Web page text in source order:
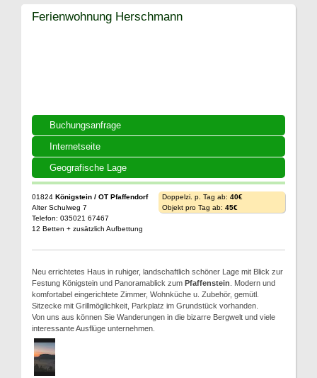
Buchungsanfrage
Internetseite
Geografische Lage
Ferienwohnung Herschmann
01824 Königstein / OT Pfaffendorf
Alter Schulweg 7
Telefon: 035021 67467
12 Betten + zusätzlich Aufbettung
Doppelzi. p. Tag ab: 40€
Objekt pro Tag ab: 45€
Neu errichtetes Haus in ruhiger, landschaftlich schöner Lage mit Blick zur
Festung Königstein und Panoramablick zum Pfaffenstein . Modern und
komfortabel eingerichtete Zimmer, Wohnküche u. Zubehör, gemütl.
Sitzecke mit Grillmöglichkeit, Parkplatz im Grundstück vorhanden.
Von uns aus können Sie Wanderungen in die bizarre Bergwelt und viele
interessante Ausflüge unternehmen.